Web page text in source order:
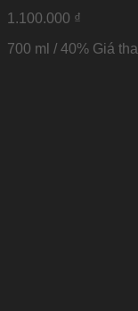
1.100.000 ₫
700 ml / 40% Giá